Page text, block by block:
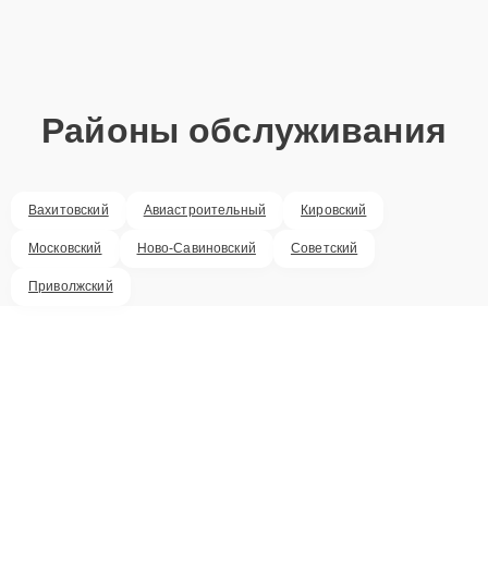
Районы обслуживания
Вахитовский Авиастроительный Кировский
Московский Ново-Савиновский Советский
Приволжский